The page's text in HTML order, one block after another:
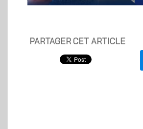
PARTAGER CET ARTICLE